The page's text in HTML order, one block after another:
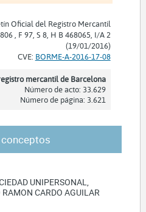
Oficial del Registro Mercantil
, F 97, S 8, H B 468065, I/A 2
(19/01/2016)
CVE: BORME-A-2016-17-08
mercantil de Barcelona
Número de acto: 33.629
Número de página: 3.621
UNIPERSONAL,
CARDO AGUILAR